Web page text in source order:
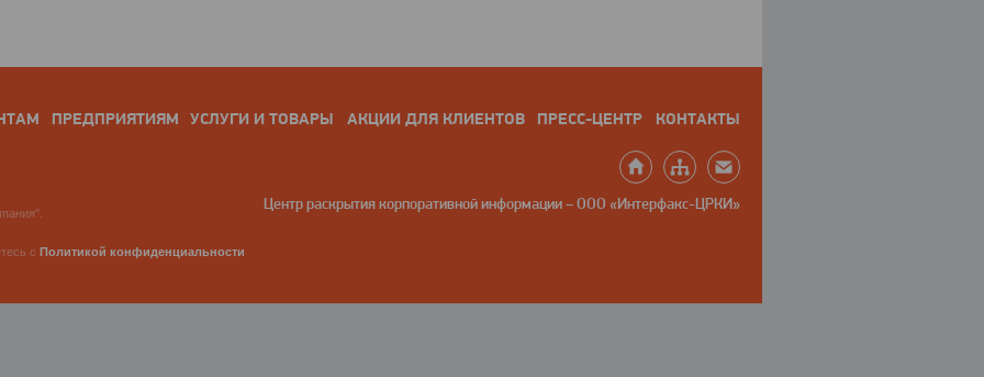
ПРЕДПРИЯТИЯМ УСЛУГИ И ТОВАРЫ АКЦИИ ДЛЯ КЛИЕНТОВ ПРЕСС-ЦЕНТР КОНТАКТЫ
Центр раскрытия корпоративной информации – ООО «Интерфакс-ЦРКИ»
с Политикой конфиденциальности